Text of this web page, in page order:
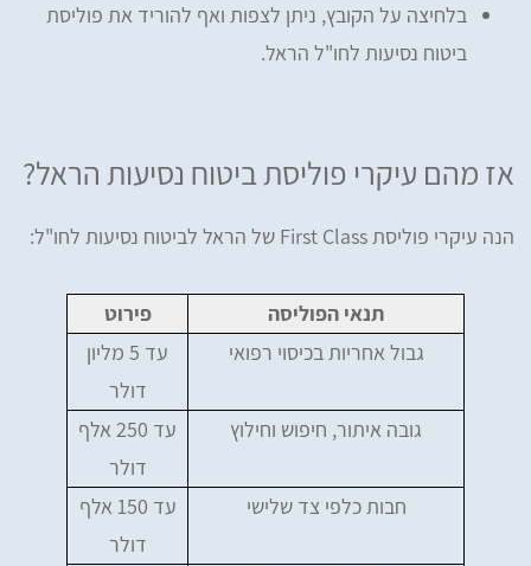
בלחיצה על הקובץ, ניתן לצפות ואף להוריד את פוליסת
ביטוח נסיעות לחו"ל הראל.
אז מהם עיקרי פוליסת ביטוח נסיעות הראל?
הנה עיקרי פוליסת First Class של הראל לביטוח נסיעות לחו"ל:
תנאי הפוליסה
פירוט
גבול אחריות בכיסוי רפואי
עד 5 מליון
דולר
גובה איתור, חיפוש וחילוץ
עד 250 אלף
דולר
חבות כלפי צד שלישי
עד 150 אלף
דולר